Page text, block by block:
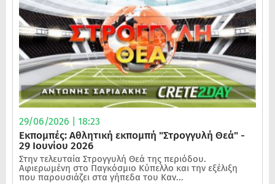
29/06/2026 | 18:23
Εκπομπές: Αθλητική εκπομπή "Στρογγυλή Θεά" -
29 Ιουνίου 2026
Στην τελευταία Στρογγυλή Θεά της περιόδου.
Αφιερωμένη στο Παγκόσμιο Κύπελλο και την εξέλιξη
που παρουσιάζει στα γήπεδα του Καν...